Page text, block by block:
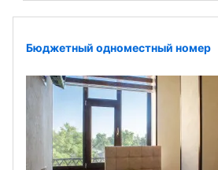
Бюджетный одноместный номер